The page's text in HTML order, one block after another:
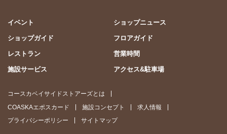
イベント ショップニュース
ショップガイド フロアガイド
レストラン 営業時間
施設サービス アクセス&駐車場
コースカベイサイドストアーズとは
COASKAエポスカード
施設コンセプト
求人情報
プライバシーポリシー
サイトマップ